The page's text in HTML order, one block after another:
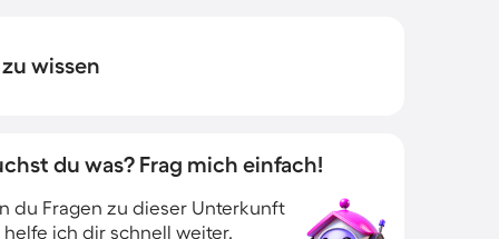
wissen
du was? Frag mich einfach!
du Fragen zu dieser Unterkunft
helfe ich dir schnell weiter.